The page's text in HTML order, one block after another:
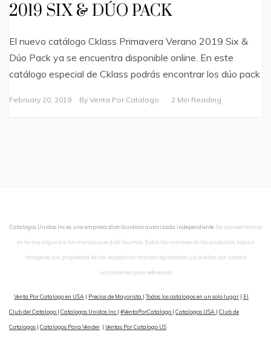
2019 SIX & DÚO PACK
El nuevo catálogo Cklass Primavera Verano 2019 Six &
Dúo Pack ya se encuentra disponible online. En este
catálogo especial de Cklass podrás encontrar los dúo pack
February 20, 2019 By Venta Por Catalogo 2 Min Reading
Catalogos Unidos Inc es una empresa distribuidora autorizada independiente. No representamos
en forma alguna a las marcas que distribuimos. Todos los nombres de los productos, logos e
imagenes son propiedad de las respectivas marcas registradas y/o dueños son usados
unicamente como referencia.
Venta Por Catalogo en USA | Precios de Mayorista | Todos los catalogos en un solo lugar | El
Club del Catalogo | Catalogos Unidos Inc | #VentaPorCatalogo | Catalogos USA | Club de
Catalogos | Catalogos Para Vender | Ventas Por Catalogo US